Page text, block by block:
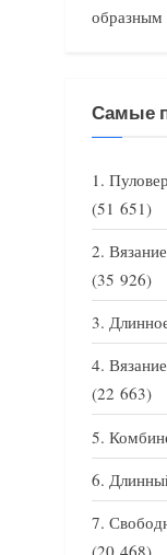
Самые
(51 651)
(35 926)
(22 663)
(20 468)